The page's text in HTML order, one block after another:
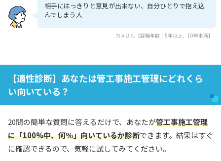
相手にはっきりと意見が出来ない、自分ひとりで抱え込
んでしまう人
カメさん【経験年数：5年以上、10年未満】
【適性診断】あなたは管工事施工管理にどれくら
い向いている？
20問の簡単な質問に答えるだけで、あなたが管工事施工管理
に「100%中、何％」向いているか診断できます。結果はすぐ
に確認できるので、気軽に試してみてください。